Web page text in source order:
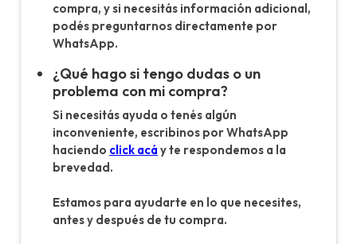
compra, y si necesitás información adicional,
podés preguntarnos directamente por
WhatsApp.
¿Qué hago si tengo dudas o un
problema con mi compra?
Si necesitás ayuda o tenés algún
inconveniente, escribinos por WhatsApp
haciendo click acá y te respondemos a la
brevedad.
Estamos para ayudarte en lo que necesites,
antes y después de tu compra.